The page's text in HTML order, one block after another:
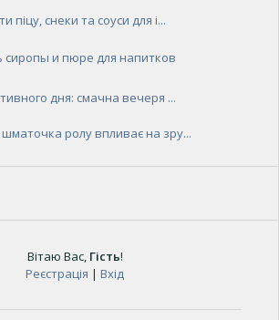
піцу, снеки та соуси для і...
сиропы и пюре для напитков
дня: смачна вечеря ...
ролу впливає на зру...
Вітаю Вас, Гість!
Реєстрація | Вхід